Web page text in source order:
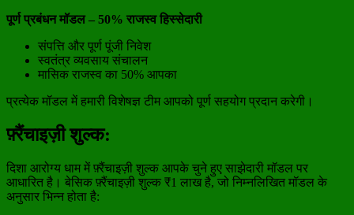
पूर्ण प्रबंधन मॉडल – 50% राजस्व हिस्सेदारी
संपत्ति और पूर्ण पूंजी निवेश
स्वतंत्र व्यवसाय संचालन
मासिक राजस्व का 50% आपका
प्रत्येक मॉडल में हमारी विशेषज्ञ टीम आपको पूर्ण सहयोग प्रदान करेगी।
फ़्रैंचाइज़ी शुल्क:
दिशा आरोग्य धाम में फ़्रैंचाइज़ी शुल्क आपके चुने हुए साझेदारी मॉडल पर
आधारित है। बेसिक फ़्रैंचाइज़ी शुल्क ₹1 लाख है, जो निम्नलिखित मॉडल के
अनुसार भिन्न होता है: